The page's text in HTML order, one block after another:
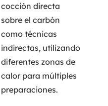
cocción directa
sobre el carbón
como técnicas
indirectas, utilizando
diferentes zonas de
calor para múltiples
preparaciones.